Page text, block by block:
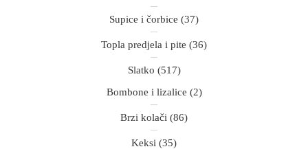
Supice i čorbice (37)
Topla predjela i pite (36)
Slatko (517)
Bombone i lizalice (2)
Brzi kolači (86)
Keksi (35)